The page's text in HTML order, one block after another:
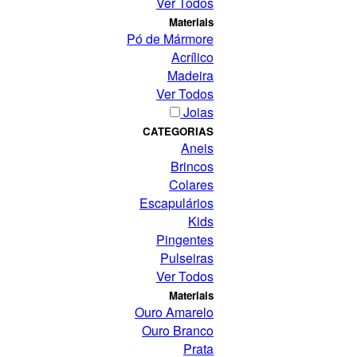
Materiais
Pó de Mármore
Acrílico
Madeira
Ver Todos
Joias
CATEGORIAS
Aneis
Brincos
Colares
Escapulários
Kids
Pingentes
Pulseiras
Ver Todos
Materiais
Ouro Amarelo
Ouro Branco
Prata